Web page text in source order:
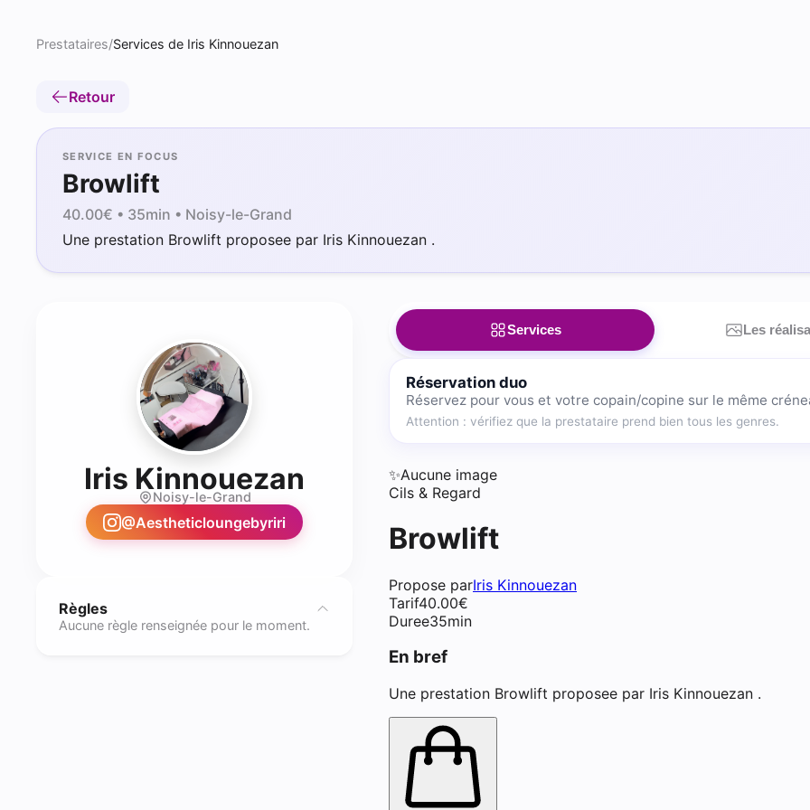
Prestataires/Services de Iris Kinnouezan
Retour
SERVICE EN FOCUS
Browlift
40.00€ • 35min • Noisy-le-Grand
Une prestation Browlift proposee par Iris Kinnouezan .
Iris Kinnouezan - Blanchiment dentaire à Noisy-le-
Noisy-le-Grand
@Aestheticloungebyriri
Règles
Aucune règle renseignée pour le moment.
Services Les
Réservation duo
Réservez pour vous et votre copain/copine sur le même
Attention : vérifiez que la prestataire prend bien tous les genres.
✨Aucune image
Cils & Regard
Browlift
Propose parIris Kinnouezan
Tarif40.00€
Duree35min
En bref
Une prestation Browlift proposee par Iris Kinnouezan .